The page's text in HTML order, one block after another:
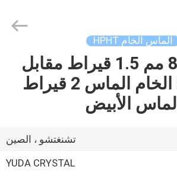
الماس الخام HPHT
5 مم إلى 8 مم 1.5 قيراط مقابل
SI HPHT الخام الماس 2 قيراط
الماس الأبيض
تشنغتشو ، الصين
YUDA CRYSTAL